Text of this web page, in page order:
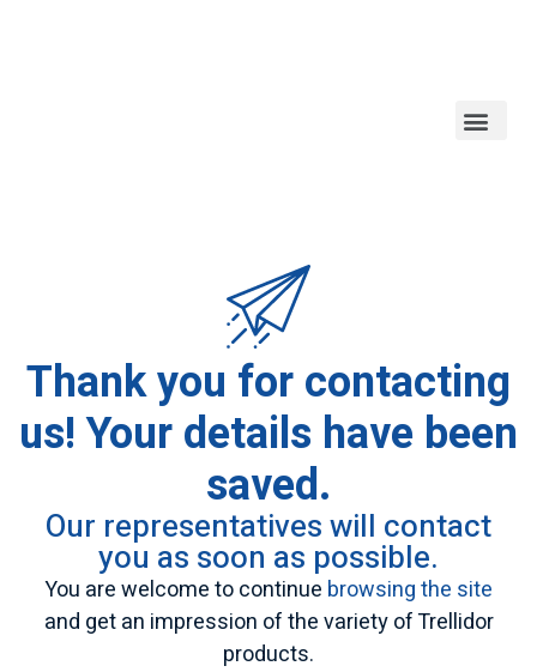
Thank you for contacting
us! Your details have been
saved.
Our representatives will contact
you as soon as possible.
You are welcome to continue browsing the site
and get an impression of the variety of Trellidor
products.